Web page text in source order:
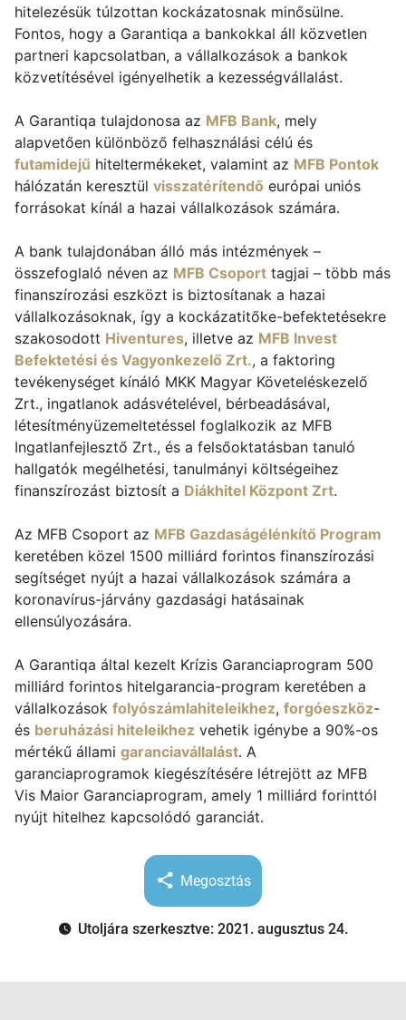
hitelezésük túlzottan kockázatosnak minősülne.
Fontos, hogy a Garantiqa a bankokkal áll közvetlen
partneri kapcsolatban, a vállalkozások a bankok
közvetítésével igényelhetik a kezességvállalást.
A Garantiqa tulajdonosa az MFB Bank, mely
alapvetően különböző felhasználási célú és
futamidejű hiteltermékeket, valamint az MFB Pontok
hálózatán keresztül visszatérítendő európai uniós
forrásokat kínál a hazai vállalkozások számára.
A bank tulajdonában álló más intézmények –
összefoglaló néven az MFB Csoport tagjai – több más
finanszírozási eszközt is biztosítanak a hazai
vállalkozásoknak, így a kockázatitőke-befektetésekre
szakosodott Hiventures, illetve az MFB Invest
Befektetési és Vagyonkezelő Zrt., a faktoring
tevékenységet kínáló MKK Magyar Követeléskezelő
Zrt., ingatlanok adásvételével, bérbeadásával,
létesítményüzemeltetéssel foglalkozik az MFB
Ingatlanfejlesztő Zrt., és a felsőoktatásban tanuló
hallgatók megélhetési, tanulmányi költségeihez
finanszírozást biztosít a Diákhitel Központ Zrt.
Az MFB Csoport az MFB Gazdaságélénkítő Program
keretében közel 1500 milliárd forintos finanszírozási
segítséget nyújt a hazai vállalkozások számára a
koronavírus-járvány gazdasági hatásainak
ellensúlyozására.
A Garantiqa által kezelt Krízis Garanciaprogram 500
milliárd forintos hitelgarancia-program keretében a
vállalkozások folyószámlahiteleikhez, forgóeszköz-
és beruházási hiteleikhez vehetik igénybe a 90%-os
mértékű állami garanciavállalást. A
garanciaprogramok kiegészítésére létrejött az MFB
Vis Maior Garanciaprogram, amely 1 milliárd forinttól
nyújt hitelhez kapcsolódó garanciát.
Megosztás
Utoljára szerkesztve: 2021. augusztus 24.